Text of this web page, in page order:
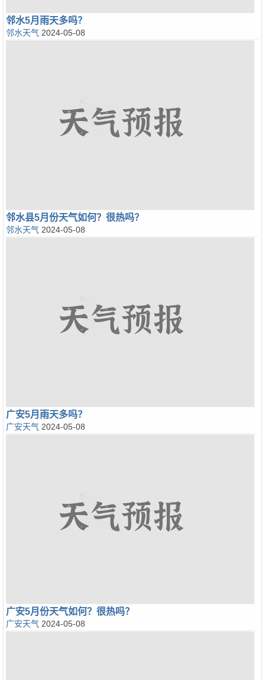
邻水5月雨天多吗？
邻水天气 2024-05-08
邻水县5月份天气如何？很热吗？
邻水天气 2024-05-08
广安5月雨天多吗？
广安天气 2024-05-08
广安5月份天气如何？很热吗？
广安天气 2024-05-08